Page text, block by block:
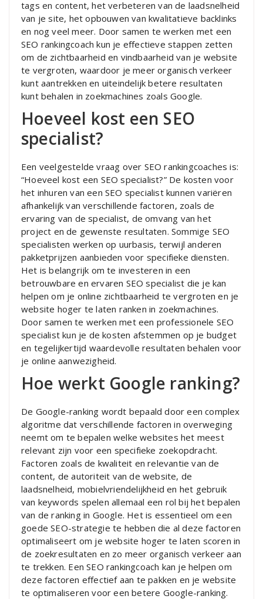
tags en content, het verbeteren van de laadsnelheid
van je site, het opbouwen van kwalitatieve backlinks
en nog veel meer. Door samen te werken met een
SEO rankingcoach kun je effectieve stappen zetten
om de zichtbaarheid en vindbaarheid van je website
te vergroten, waardoor je meer organisch verkeer
kunt aantrekken en uiteindelijk betere resultaten
kunt behalen in zoekmachines zoals Google.
Hoeveel kost een SEO
specialist?
Een veelgestelde vraag over SEO rankingcoaches is:
“Hoeveel kost een SEO specialist?” De kosten voor
het inhuren van een SEO specialist kunnen variëren
afhankelijk van verschillende factoren, zoals de
ervaring van de specialist, de omvang van het
project en de gewenste resultaten. Sommige SEO
specialisten werken op uurbasis, terwijl anderen
pakketprijzen aanbieden voor specifieke diensten.
Het is belangrijk om te investeren in een
betrouwbare en ervaren SEO specialist die je kan
helpen om je online zichtbaarheid te vergroten en je
website hoger te laten ranken in zoekmachines.
Door samen te werken met een professionele SEO
specialist kun je de kosten afstemmen op je budget
en tegelijkertijd waardevolle resultaten behalen voor
je online aanwezigheid.
Hoe werkt Google ranking?
De Google-ranking wordt bepaald door een complex
algoritme dat verschillende factoren in overweging
neemt om te bepalen welke websites het meest
relevant zijn voor een specifieke zoekopdracht.
Factoren zoals de kwaliteit en relevantie van de
content, de autoriteit van de website, de
laadsnelheid, mobielvriendelijkheid en het gebruik
van keywords spelen allemaal een rol bij het bepalen
van de ranking in Google. Het is essentieel om een
goede SEO-strategie te hebben die al deze factoren
optimaliseert om je website hoger te laten scoren in
de zoekresultaten en zo meer organisch verkeer aan
te trekken. Een SEO rankingcoach kan je helpen om
deze factoren effectief aan te pakken en je website
te optimaliseren voor een betere Google-ranking.